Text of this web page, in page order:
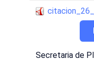
Secretaria de